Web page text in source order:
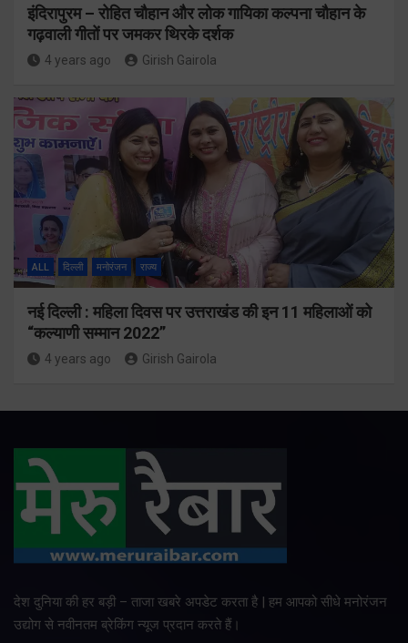
इंदिरापुरम – रोहित चौहान और लोक गायिका कल्पना चौहान के
गढ़वाली गीतों पर जमकर थिरके दर्शक
4 years ago Girish Gairola
ALL दिल्ली मनोरंजन राज्य
नई दिल्ली : महिला दिवस पर उत्तराखंड की इन 11 महिलाओं को
“कल्याणी सम्मान 2022”
4 years ago Girish Gairola
देश दुनिया की हर बड़ी – ताजा खबरे अपडेट करता है | हम आपको सीधे मनोरंजन
उद्योग से नवीनतम ब्रेकिंग न्यूज प्रदान करते हैं।